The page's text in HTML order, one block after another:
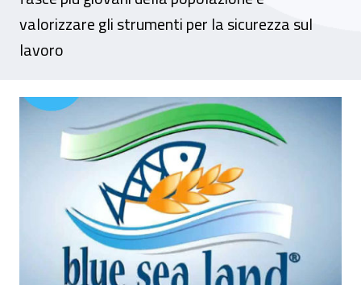
valorizzare gli strumenti per la sicurezza sul
lavoro
“Blue Sea Land”, a Mazara del Vallo la